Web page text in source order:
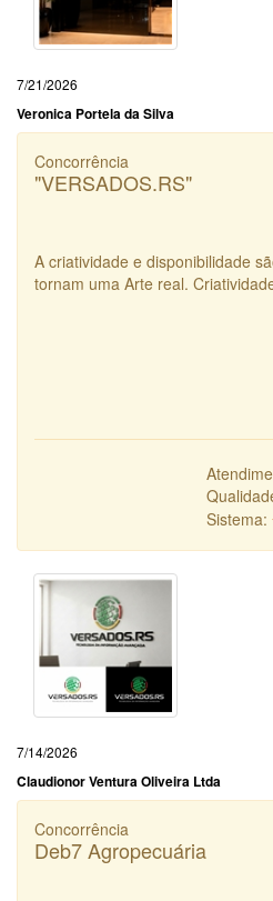
7/21/2026
Veronica Portela da Silva
Concorrência
"VERSADOS.RS"
A criatividade e disponibilidade
tornam uma Arte real.
Sistema:
7/14/2026
Claudionor Ventura Oliveira Ltda
Concorrência
Deb7 Agropecuária